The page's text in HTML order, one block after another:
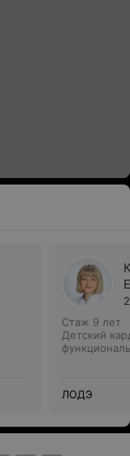
Стаж 9 лет
Детский
ЛОДЭ